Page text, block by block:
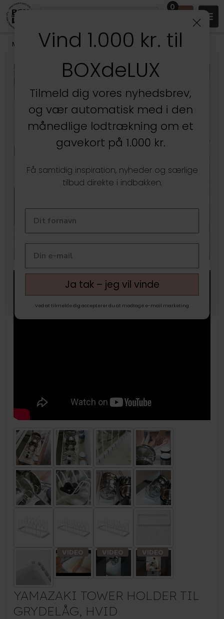
0
Mærker Yamazaki
YAMAZAKI TOWER HOLDER TIL
GRYDELÅG, HVID
Vind 1.000 kr. til
BOXdeLUX
Tilmeld dig vores nyhedsbrev,
og vær automatisk med i den
månedlige lodtrækning om et
gavekort på 1.000 kr.
Få samtidig inspiration, nyheder og særlige
tilbud direkte i indbakken.
Ja tak – jeg vil vinde
Ved at tilmelde dig accepterer du at modtage e-mail marketing